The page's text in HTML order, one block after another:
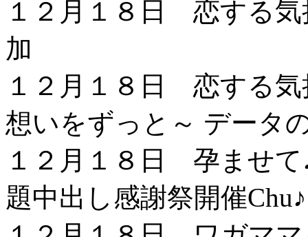
１２月１８日 恋する
加
１２月１８日 恋する
想いをずっと～ データ
１２月１８日 孕ませて
題中出し感謝祭開催